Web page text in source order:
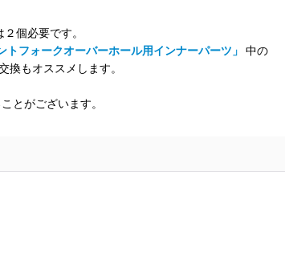
個必要です。
トフォークオーバーホール用インナーパーツ」 中の
換もオススメします。
とがございます。